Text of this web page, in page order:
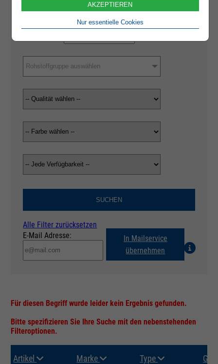
Rohstoffgruppe auswählen
SUCHEN
Alle Filter zurücksetzen
E-Mail Adresse:
In Mailservice
übernehmen
Für diesen Begriff wurde leider kein Ergebnis gefunden.
Bitte spezifizieren Sie Ihre Suche mit den nebenstehenden
Filteroptionen.
Artikel Marke Type
AKZEPTIEREN
Nur essentielle Cookies